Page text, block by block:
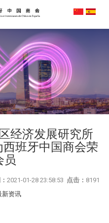
经济发展研究所
西班牙中国商会荣
员
2021-01-28 23:58:53 点击： 8191
新资讯